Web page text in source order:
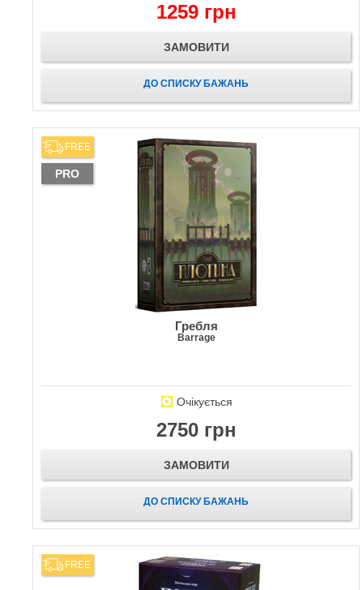
1259 грн
ЗАМОВИТИ
ДО СПИСКУ БАЖАНЬ
FREE
PRO
Гребля
Barrage
Очікується
2750 грн
ЗАМОВИТИ
ДО СПИСКУ БАЖАНЬ
FREE